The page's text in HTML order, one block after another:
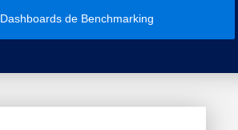
Dashboards de Benchmarking